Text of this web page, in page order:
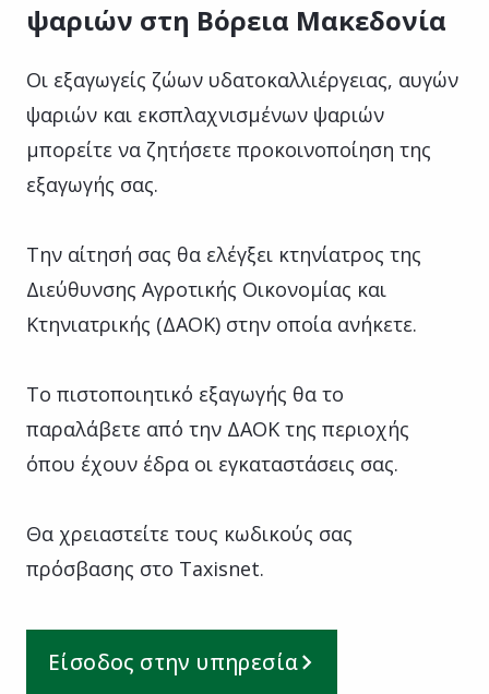
ψαριών στη Βόρεια Μακεδονία
Οι εξαγωγείς ζώων υδατοκαλλιέργειας, αυγών
ψαριών και εκσπλαχνισμένων ψαριών
μπορείτε να ζητήσετε προκοινοποίηση της
εξαγωγής σας.
Την αίτησή σας θα ελέγξει κτηνίατρος της
Διεύθυνσης Αγροτικής Οικονομίας και
Κτηνιατρικής (ΔΑΟΚ) στην οποία ανήκετε.
Το πιστοποιητικό εξαγωγής θα το
παραλάβετε από την ΔΑΟΚ της περιοχής
όπου έχουν έδρα οι εγκαταστάσεις σας.
Θα χρειαστείτε τους κωδικούς σας
πρόσβασης στο Taxisnet.
Είσοδος στην υπηρεσία